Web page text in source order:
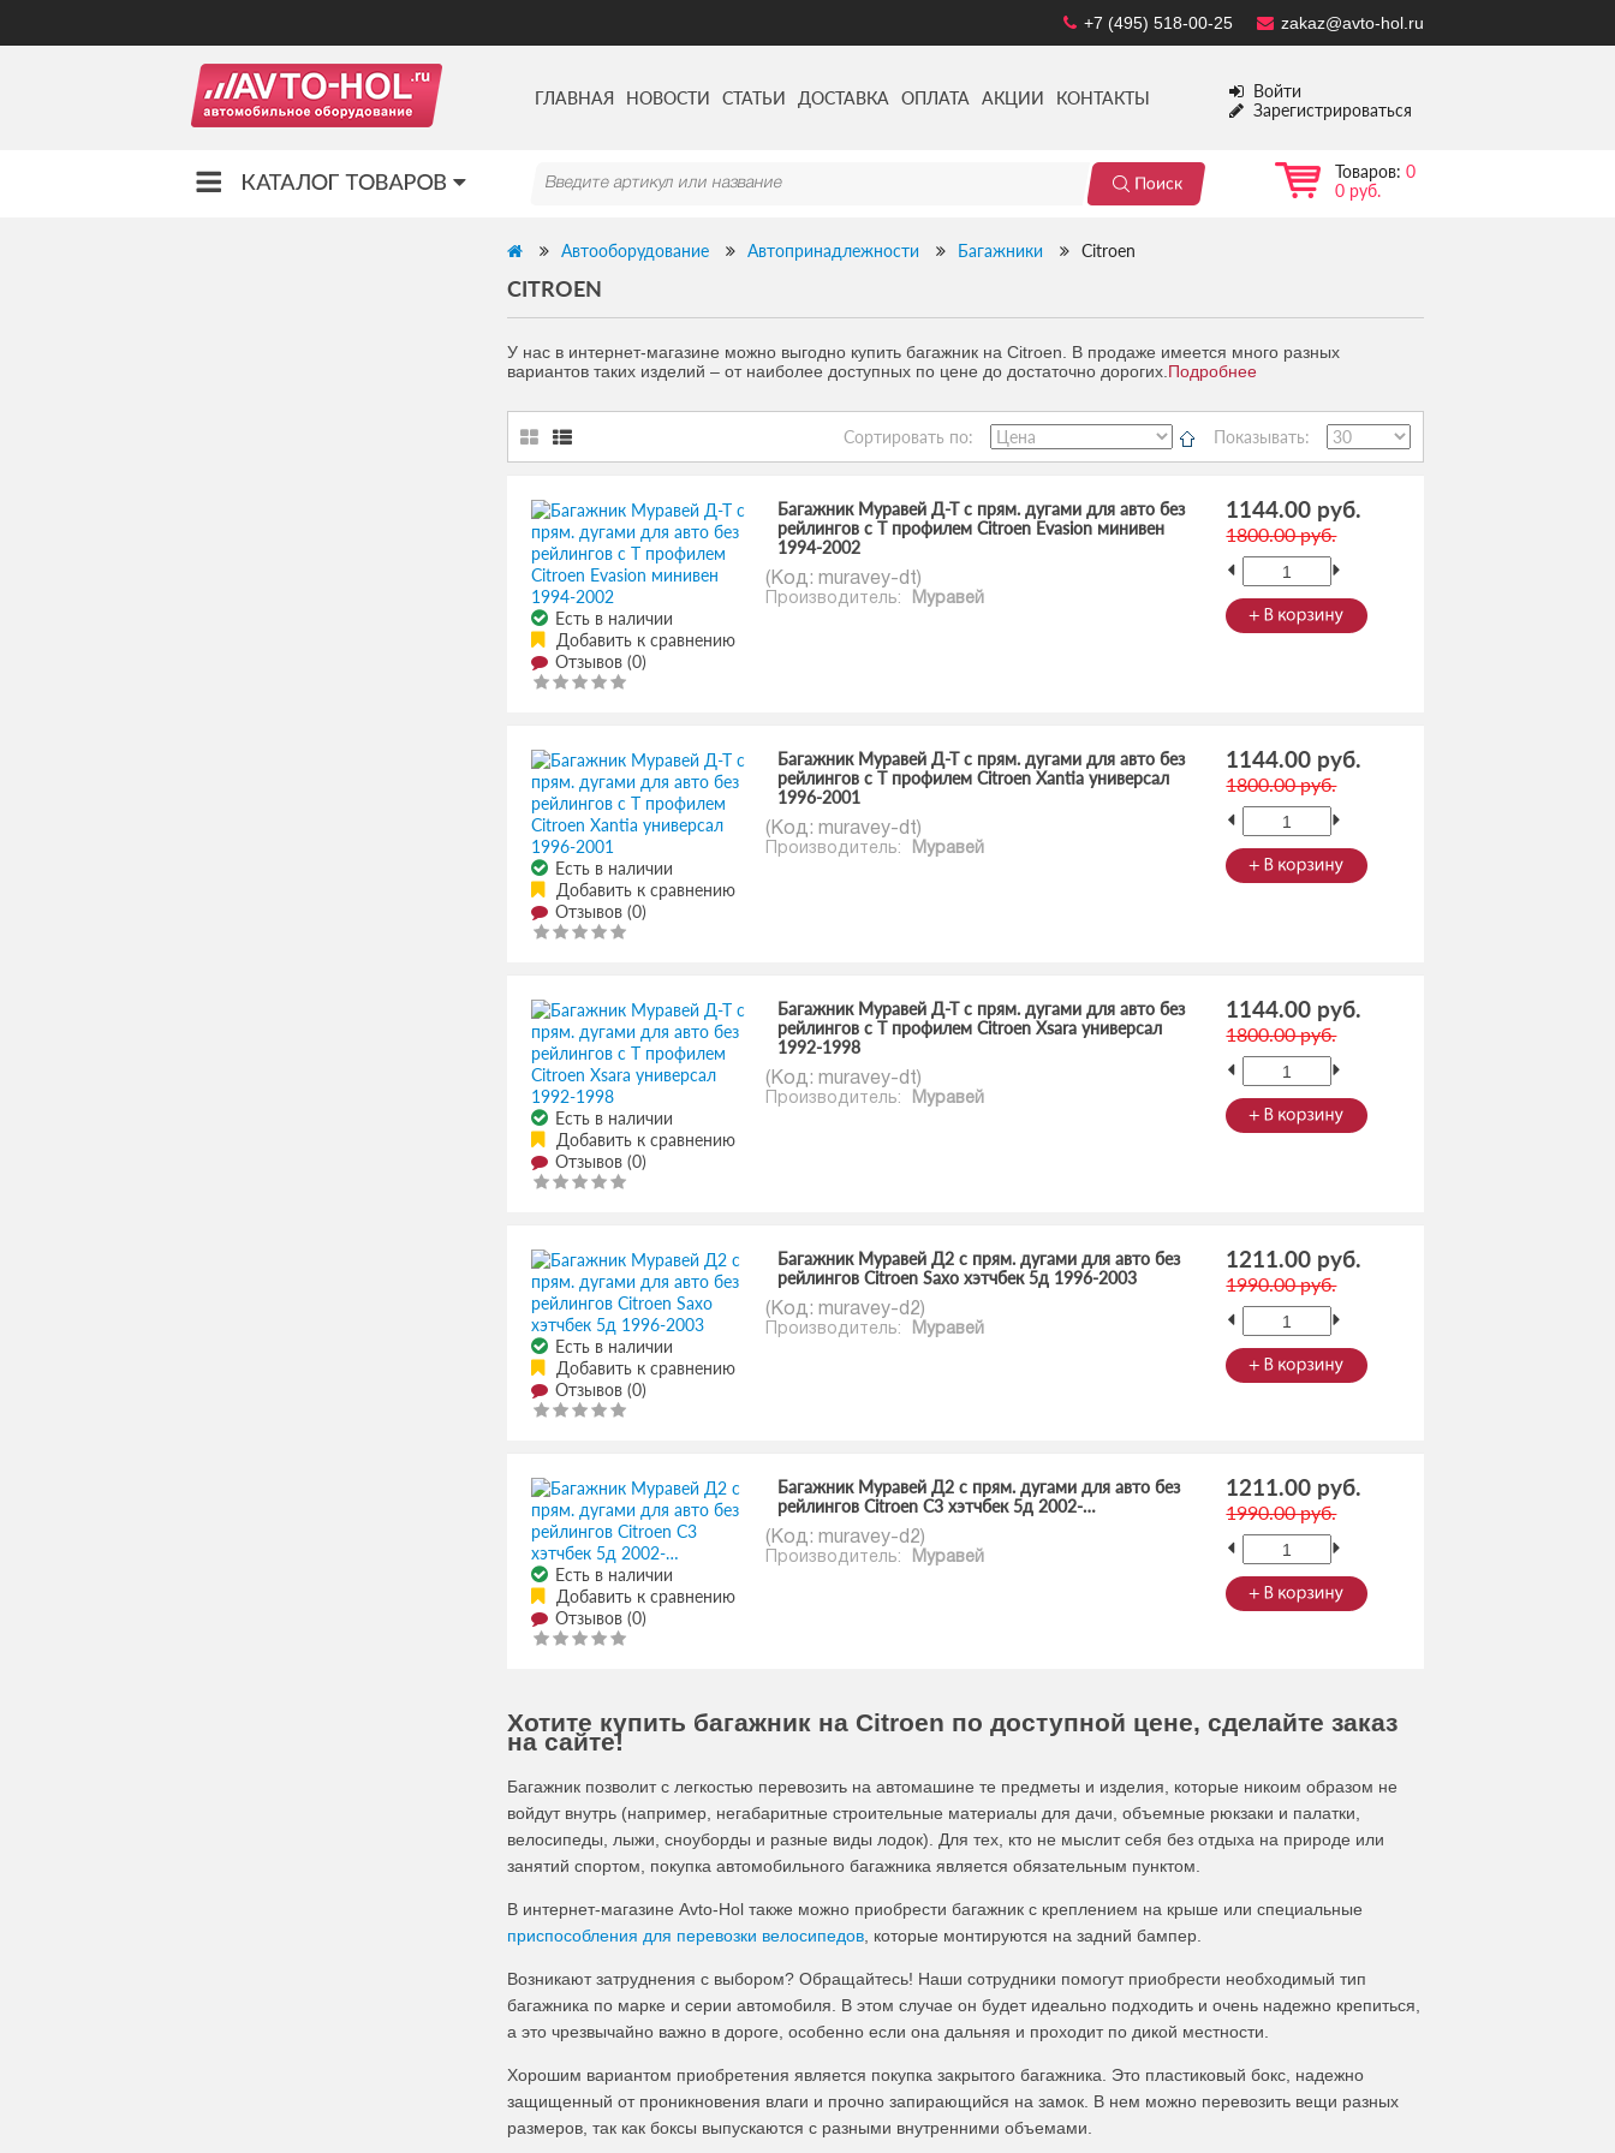
zakaz@avto-hol.ru
+7 (495) 518-00-25
ГЛАВНАЯ НОВОСТИ СТАТЬИ ДОСТАВКА ОПЛАТА АКЦИИ КОНТАКТЫ
Войти
Зарегистрироваться
Товаров: 0
0 руб.
Автооборудование Автопринадлежности Багажники Citroen
CITROEN
У нас в интернет-магазине можно выгодно купить багажник на Citroen. В продаже имеется много разных
вариантов таких изделий – от наиболее доступных по цене до достаточно дорогих. Подробнее
Сортировать по: Показывать:
Есть в наличии
Добавить к сравнению
Отзывов (0)
Багажник Муравей Д-Т с прям. дугами для авто без
рейлингов с Т профилем Citroen Evasion минивен
1994-2002
(Код: muravey-dt)
Производитель: Муравей
1144.00 руб.
1800.00 руб.
Есть в наличии
Добавить к сравнению
Отзывов (0)
Багажник Муравей Д-Т с прям. дугами для авто без
рейлингов с Т профилем Citroen Xantia универсал
1996-2001
(Код: muravey-dt)
Производитель: Муравей
1144.00 руб.
1800.00 руб.
Есть в наличии
Добавить к сравнению
Отзывов (0)
Багажник Муравей Д-Т с прям. дугами для авто без
рейлингов с Т профилем Citroen Xsara универсал
1992-1998
(Код: muravey-dt)
Производитель: Муравей
1144.00 руб.
1800.00 руб.
Есть в наличии
Добавить к сравнению
Отзывов (0)
Багажник Муравей Д2 с прям. дугами для авто без
рейлингов Citroen Saxo хэтчбек 5д 1996-2003
(Код: muravey-d2)
Производитель: Муравей
1211.00 руб.
1990.00 руб.
Есть в наличии
Добавить к сравнению
Отзывов (0)
Багажник Муравей Д2 с прям. дугами для авто без
рейлингов Citroen С3 хэтчбек 5д 2002-…
(Код: muravey-d2)
Производитель: Муравей
1211.00 руб.
1990.00 руб.
Хотите купить багажник на Citroen по доступной цене, сделайте заказ
на сайте!
Багажник позволит с легкостью перевозить на автомашине те предметы и изделия, которые никоим образом не
войдут внутрь (например, негабаритные строительные материалы для дачи, объемные рюкзаки и палатки,
велосипеды, лыжи, сноуборды и разные виды лодок). Для тех, кто не мыслит себя без отдыха на природе или
занятий спортом, покупка автомобильного багажника является обязательным пунктом.
В интернет-магазине Avto-Hol также можно приобрести багажник с креплением на крыше или специальные
приспособления для перевозки велосипедов , которые монтируются на задний бампер.
Возникают затруднения с выбором? Обращайтесь! Наши сотрудники помогут приобрести необходимый тип
багажника по марке и серии автомобиля. В этом случае он будет идеально подходить и очень надежно крепиться,
а это чрезвычайно важно в дороге, особенно если она дальняя и проходит по дикой местности.
Хорошим вариантом приобретения является покупка закрытого багажника. Это пластиковый бокс, надежно
защищенный от проникновения влаги и прочно запирающийся на замок. В нем можно перевозить вещи разных
размеров, так как боксы выпускаются с разными внутренними объемами.